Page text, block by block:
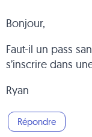
Bonjour,
Faut-il un pass
s’inscrire dans
Ryan
Répondre